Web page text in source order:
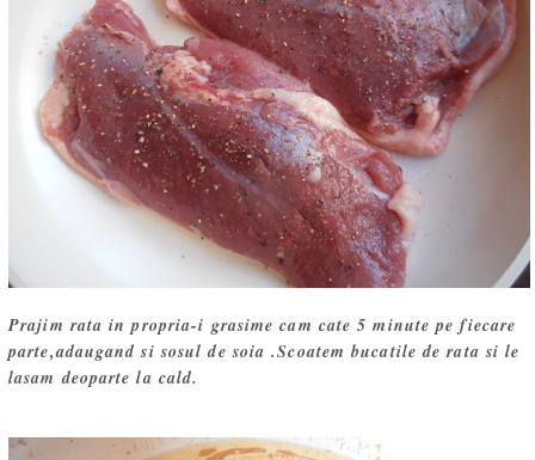
Prajim rata in propria-i grasime cam cate 5 minute pe fiecare
parte,adaugand si sosul de soia .Scoatem bucatile de rata si le
lasam deoparte la cald.